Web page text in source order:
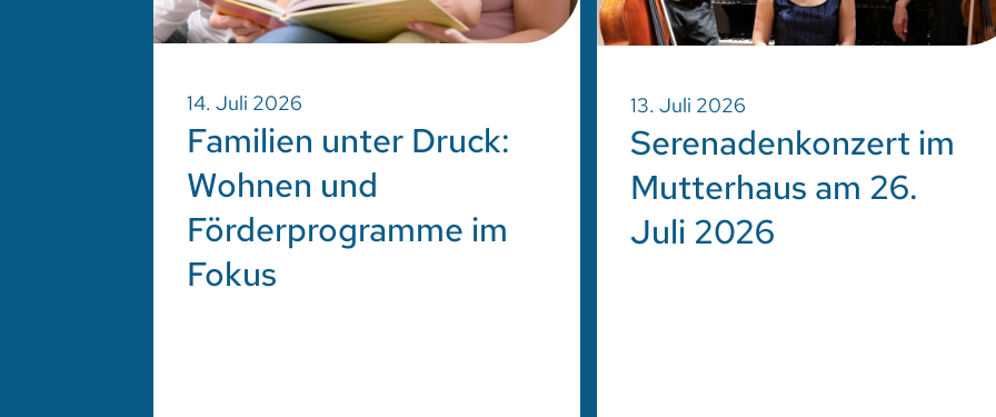
14. Juli 2026
Familien unter Druck:
Wohnen und
Förderprogramme im
Fokus
13. Juli 2026
Serenadenkonzert im
Mutterhaus am 26.
Juli 2026